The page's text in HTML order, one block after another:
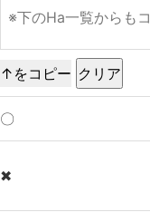
↑をコピー
〇
✖